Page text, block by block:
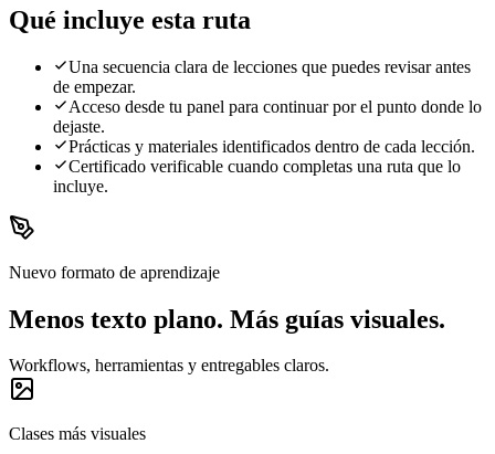
Qué incluye esta ruta
Una secuencia clara de lecciones que puedes revisar antes
de empezar.
Acceso desde tu panel para continuar por el punto donde lo
dejaste.
Prácticas y materiales identificados dentro de cada lección.
Certificado verificable cuando completas una ruta que lo
incluye.
Nuevo formato de aprendizaje
Menos texto plano. Más guías visuales.
Workflows, herramientas y entregables claros.
Clases más visuales